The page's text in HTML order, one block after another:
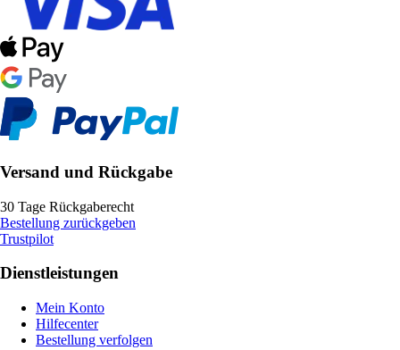
Versand und Rückgabe
30 Tage Rückgaberecht
Bestellung zurückgeben
Trustpilot
Dienstleistungen
Mein Konto
Hilfecenter
Bestellung verfolgen